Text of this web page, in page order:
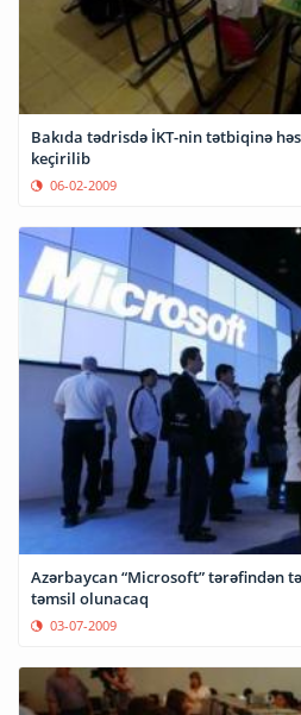
Bakıda tədrisdə İKT-nin tətbiqinə
keçirilib
06-02-2009
Azərbaycan “Microsoft” tərəfindən
təmsil olunacaq
03-07-2009